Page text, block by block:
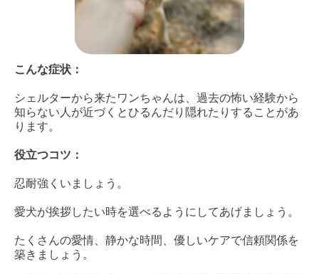
こんな症状：
シェルターから来たワンちゃんは、過去の怖い経験から
知らない人が近づくとひるんだり隠れたりすることがあ
ります。
役立つコツ：
忍耐強くいましょう。
愛犬が挨拶したい時を選べるようにしてあげましょう。
たくさんの愛情、静かな時間、優しいケアで信頼関係を
築きましょう。